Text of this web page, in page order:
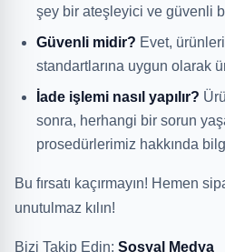
şey bir ateşleyici ve güvenli
Güvenli midir? Evet,
standartlarına uygun olarak
İade işlemi nasıl yapılır?
sonra, herhangi bir sorun
prosedürlerimiz hakkında
Bu fırsatı kaçırmayın! Hemen
unutulmaz kılın!
Bizi Takip Edin: Sosyal Medya